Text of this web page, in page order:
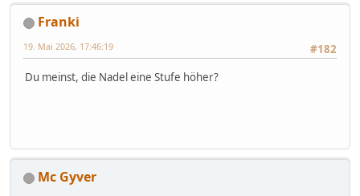
Franki
#182
19. Mai 2026, 17:46:19
Du meinst, die Nadel eine Stufe höher?
Mc Gyver